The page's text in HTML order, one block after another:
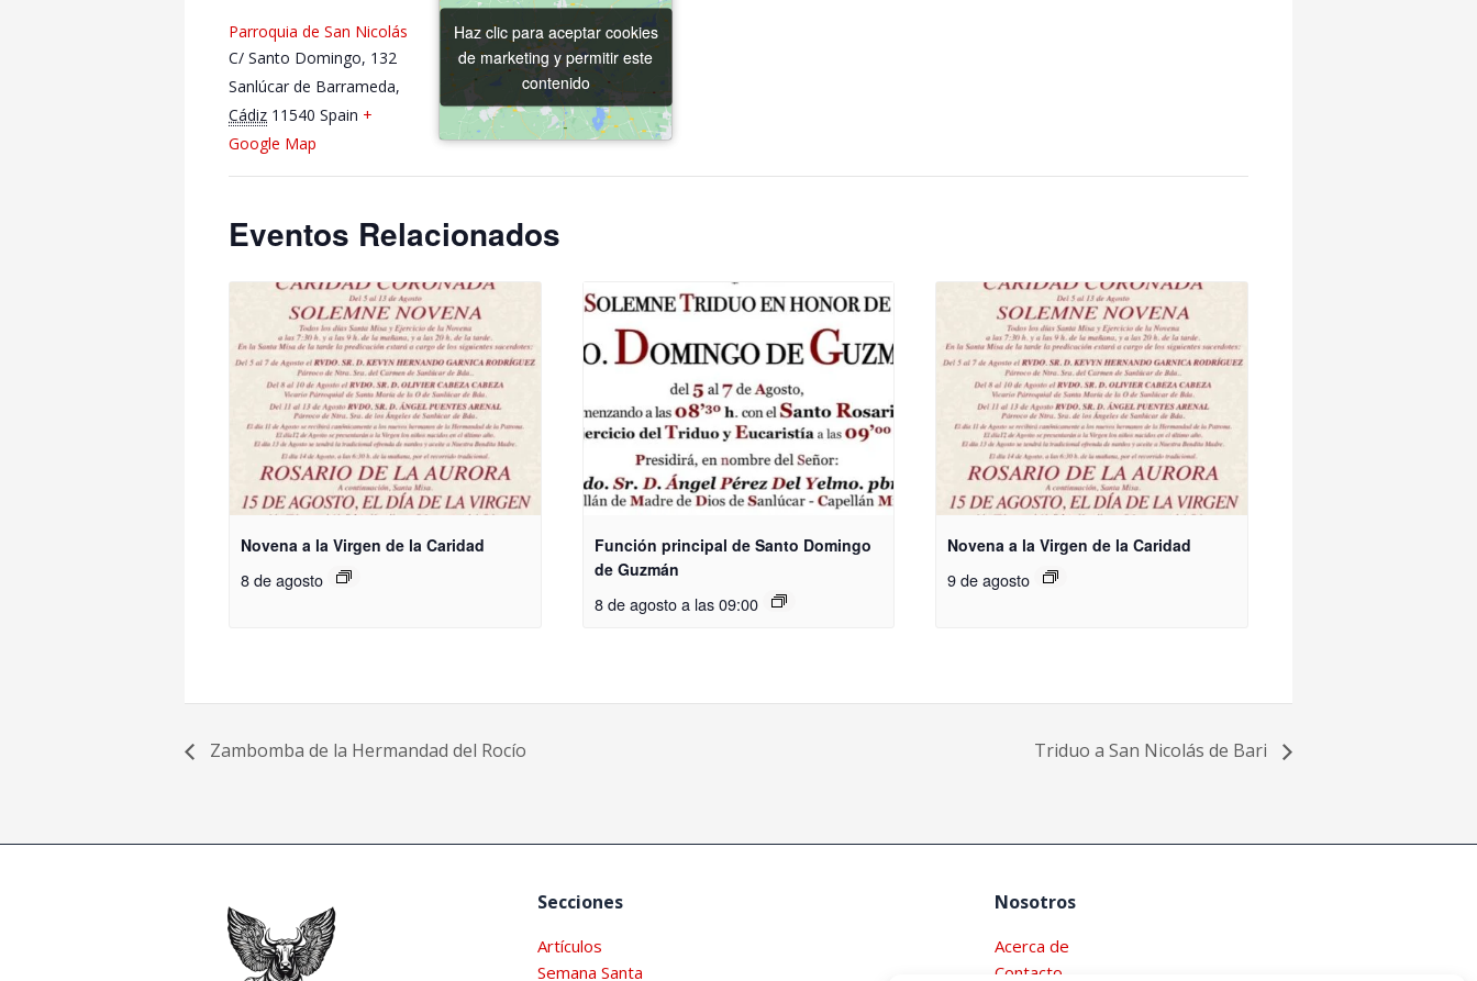
Parroquia de San Nicolás
C/ Santo Domingo, 132
Sanlúcar de Barrameda,
Cádiz 11540 Spain +
Google Map
Haz clic para aceptar cookies
de marketing y permitir este
contenido
Haz clic para aceptar cookies
de marketing y permitir este
contenido
Eventos Relacionados
Novena a la Virgen de la Caridad
8 de agosto
Función principal de Santo Domingo
de Guzmán
8 de agosto a las 09:00
Novena a la Virgen de la Caridad
9 de agosto
Zambomba de la Hermandad del Rocío Triduo a San Nicolás de Bari
Secciones
Artículos
Semana Santa
Nosotros
Acerca de
Contacto